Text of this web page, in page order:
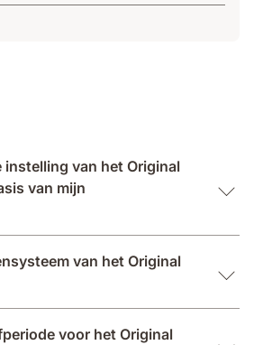
instelling van het Original
van mijn
van het Original
voor het Original